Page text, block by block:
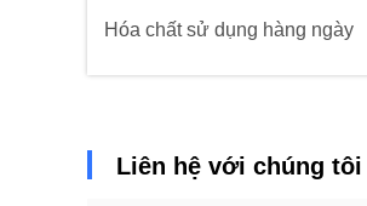
Hóa chất sử dụng hàng ngày
Liên hệ với chúng tôi